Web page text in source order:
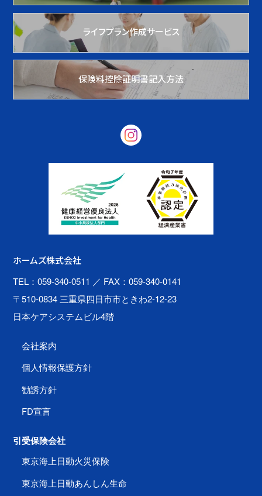
ライフプラン作成サービス
保険料控除証明書記入方法
ホームズ株式会社
TEL：059-340-0511 ／ FAX：059-340-0141
〒510-0834 三重県四日市市ときわ2-12-23
日本ケアシステムビル4階
会社案内
個人情報保護方針
勧誘方針
FD宣言
引受保険会社
東京海上日動火災保険
東京海上日動あんしん生命